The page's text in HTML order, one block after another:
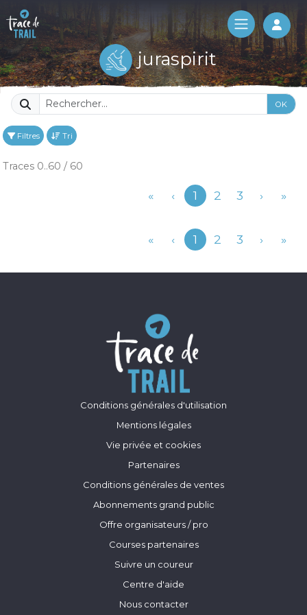
Log
juraspirit
OK
Filtres Tri
Traces 0..60 / 60
« ‹Précédent
1 2 3 › »
« ‹Précédent
1 2 3 › »
Conditions générales d'utilisation
Mentions légales
Vie privée et cookies
Partenaires
Conditions générales de ventes
Abonnements grand public
Offre organisateurs / pro
Courses partenaires
Suivre un coureur
Centre d'aide
Nous contacter